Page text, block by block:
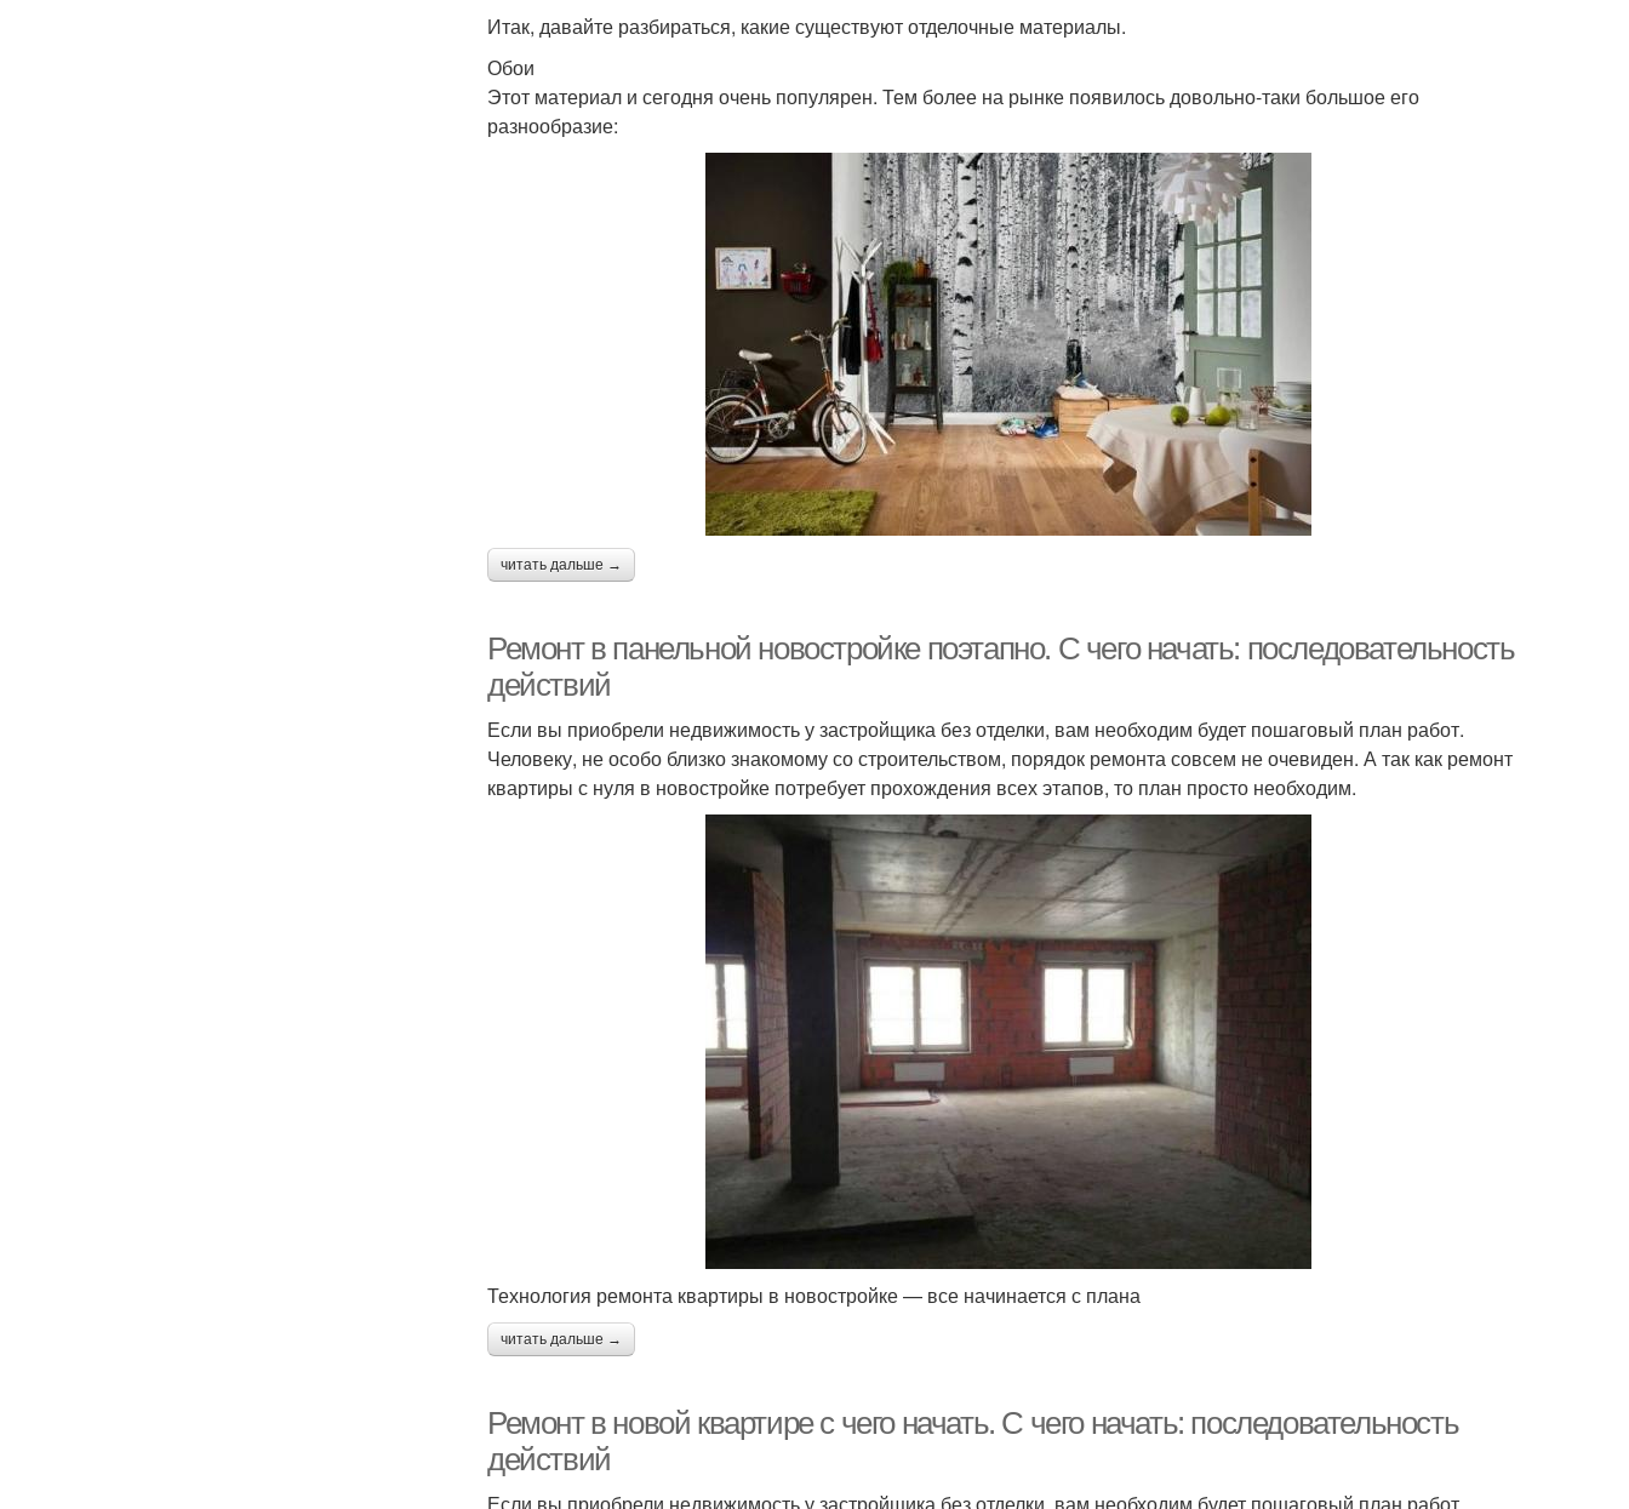
Итак, давайте разбираться, какие существуют отделочные материалы.
Обои
Этот материал и сегодня очень популярен. Тем более на рынке появилось довольно-таки большое его
разнообразие:
читать дальше →
Ремонт в панельной новостройке поэтапно. С чего начать: последовательность
действий
Если вы приобрели недвижимость у застройщика без отделки, вам необходим будет пошаговый план работ.
Человеку, не особо близко знакомому со строительством, порядок ремонта совсем не очевиден. А так как ремонт
квартиры с нуля в новостройке потребует прохождения всех этапов, то план просто необходим.
Технология ремонта квартиры в новостройке — все начинается с плана
читать дальше →
Ремонт в новой квартире с чего начать. С чего начать: последовательность
действий